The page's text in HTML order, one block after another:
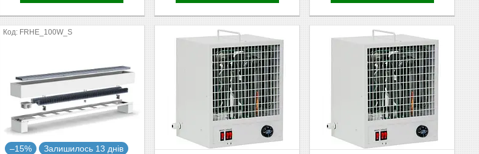
FRHE_100W_S
–15% Залишилось 13 днів